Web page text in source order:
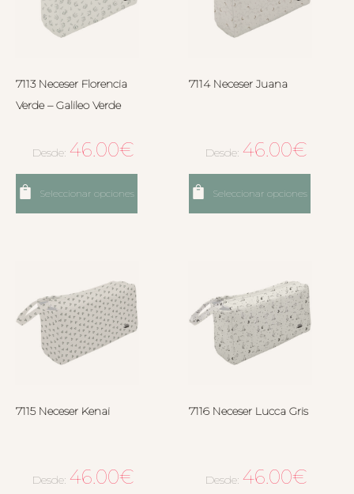
7113 Neceser Florencia
Verde – Galileo Verde
Desde: 46.00€
Seleccionar opciones
7114 Neceser Juana
Desde: 46.00€
Seleccionar opciones
7115 Neceser Kenai
Desde: 46.00€
7116 Neceser Lucca Gris
Desde: 46.00€